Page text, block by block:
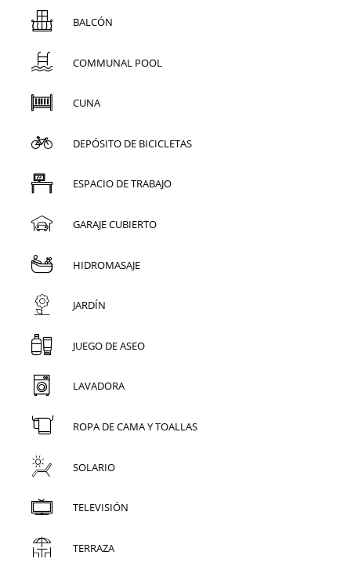
BALCÓN
COMMUNAL POOL
CUNA
DEPÓSITO DE BICICLETAS
ESPACIO DE TRABAJO
GARAJE CUBIERTO
HIDROMASAJE
JARDÍN
JUEGO DE ASEO
LAVADORA
ROPA DE CAMA Y TOALLAS
SOLARIO
TELEVISIÓN
TERRAZA